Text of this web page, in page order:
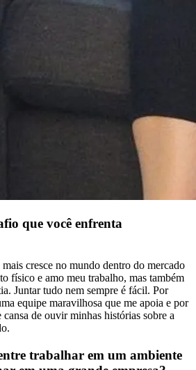
que você enfrenta
cresce no mundo dentro do mercado
físico e amo meu trabalho, mas também
Juntar tudo nem sempre é fácil. Por
equipe maravilhosa que me apoia e por
de ouvir minhas histórias sobre a
trabalhar em um ambiente